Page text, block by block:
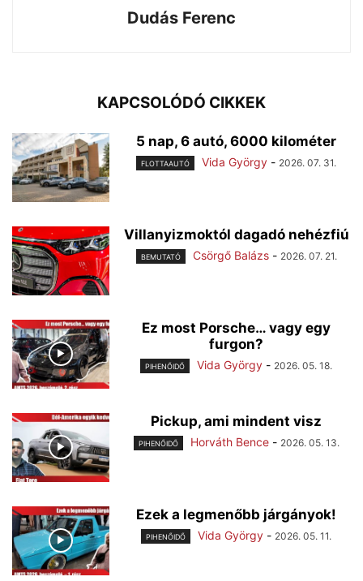
Dudás Ferenc
KAPCSOLÓDÓ CIKKEK
5 nap, 6 autó, 6000 kilométer
FLOTTAAUTÓ Vida György - 2026. 07. 31.
Villanyizmoktól dagadó nehézfiú
BEMUTATÓ Csörgő Balázs - 2026. 07. 21.
Ez most Porsche… vagy egy
furgon?
PIHENŐIDŐ Vida György - 2026. 05. 18.
Pickup, ami mindent visz
PIHENŐIDŐ Horváth Bence - 2026. 05. 13.
Ezek a legmenőbb járgányok!
PIHENŐIDŐ Vida György - 2026. 05. 11.